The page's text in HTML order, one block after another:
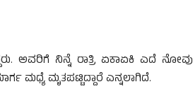
ಅವರಿಗೆ ನಿನ್ನೆ ರಾತ್ರಿ ಏಕಾಏಕಿ ಎದೆ ನೋವು
ಮಧ್ಯೆ ಮೃತಪಟ್ಟಿದ್ದಾರೆ ಎನ್ನಲಾಗಿದೆ.